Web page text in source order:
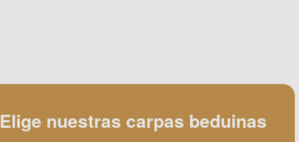
Elige nuestras carpas beduinas